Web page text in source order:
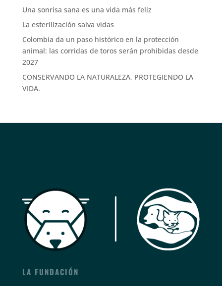
Una sonrisa sana es una vida más feliz
La esterilización salva vidas
Colombia da un paso histórico en la protección
animal: las corridas de toros serán prohibidas desde
2027
CONSERVANDO LA NATURALEZA, PROTEGIENDO LA
VIDA.
LA FUNDACIÓN